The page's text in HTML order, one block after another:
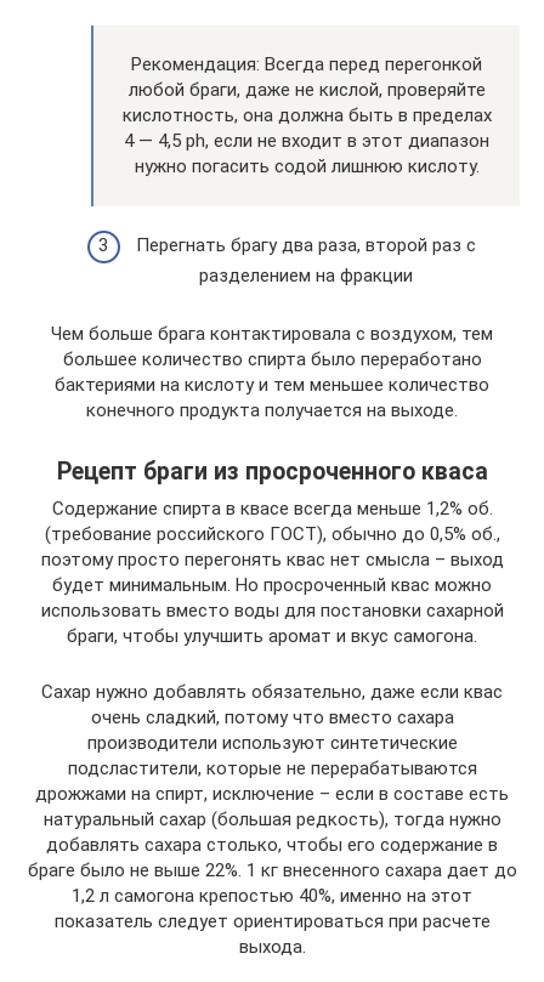
Рекомендация: Всегда перед перегонкой
любой браги, даже не кислой, проверяйте
кислотность, она должна быть в пределах
4 — 4,5 ph, если не входит в этот диапазон
нужно погасить содой лишнюю кислоту.
Перегнать брагу два раза, второй раз с
разделением на фракции
Чем больше брага контактировала с воздухом, тем
большее количество спирта было переработано
бактериями на кислоту и тем меньшее количество
конечного продукта получается на выходе.
Рецепт браги из просроченного кваса
Содержание спирта в квасе всегда меньше 1,2% об.
(требование российского ГОСТ), обычно до 0,5% об.,
поэтому просто перегонять квас нет смысла – выход
будет минимальным. Но просроченный квас можно
использовать вместо воды для постановки сахарной
браги, чтобы улучшить аромат и вкус самогона.
Сахар нужно добавлять обязательно, даже если квас
очень сладкий, потому что вместо сахара
производители используют синтетические
подсластители, которые не перерабатываются
дрожжами на спирт, исключение – если в составе есть
натуральный сахар (большая редкость), тогда нужно
добавлять сахара столько, чтобы его содержание в
браге было не выше 22%. 1 кг внесенного сахара дает до
1,2 л самогона крепостью 40%, именно на этот
показатель следует ориентироваться при расчете
выхода.